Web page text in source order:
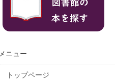
メニュー
トップページ